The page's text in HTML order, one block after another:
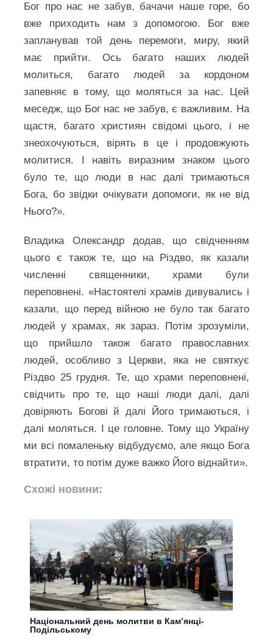
Бог про нас не забув, бачачи наше горе, бо
вже приходить нам з допомогою. Бог вже
запланував той день перемоги, миру, який
має прийти. Ось багато наших людей
молиться, багато людей за кордоном
запевняє в тому, що моляться за нас. Цей
меседж, що Бог нас не забув, є важливим. На
щастя, багато християн свідомі цього, і не
знеохочуються, вірять в це і продовжують
молитися. І навіть виразним знаком цього
було те, що люди в нас далі тримаються
Бога, бо звідки очікувати допомоги, як не від
Нього?».
Владика Олександр додав, що свідченням
цього є також те, що на Різдво, як казали
численні священники, храми були
переповнені. «Настоятелі храмів дивувались і
казали, що перед війною не було так багато
людей у храмах, як зараз. Потім зрозуміли,
що прийшло також багато православних
людей, особливо з Церкви, яка не святкує
Різдво 25 грудня. Те, що храми переповнені,
свідчить про те, що наші люди далі, далі
довіряють Богові й далі Його тримаються, і
далі моляться. І це головне. Тому що Україну
ми всі помаленьку відбудуємо, але якщо Бога
втратити, то потім дуже важко Його віднайти».
Схожі новини:
Національний день молитви в Кам’янці-
Подільському